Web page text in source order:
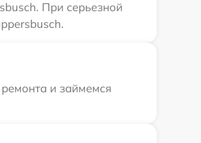
При серьезной
и займемся